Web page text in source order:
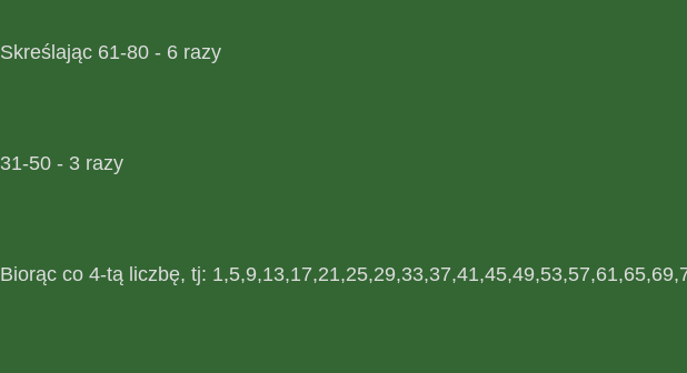
Skreślając 61-80 - 6 razy
31-50 - 3 razy
Biorąc co 4-tą liczbę, tj: